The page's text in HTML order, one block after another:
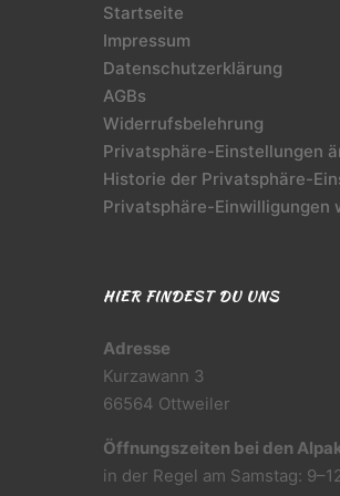
Startseite
Impressum
Datenschutzerklärung
AGBs
Widerrufsbelehrung
Privatsphäre-Einstellungen
Historie der Privatsphäre-
Privatsphäre-Einwilligungen
HIER FINDEST DU UNS
Adresse
Kurzawann 3
66564 Ottweiler
Öffnungszeiten bei den
in der Regel am Samstag: